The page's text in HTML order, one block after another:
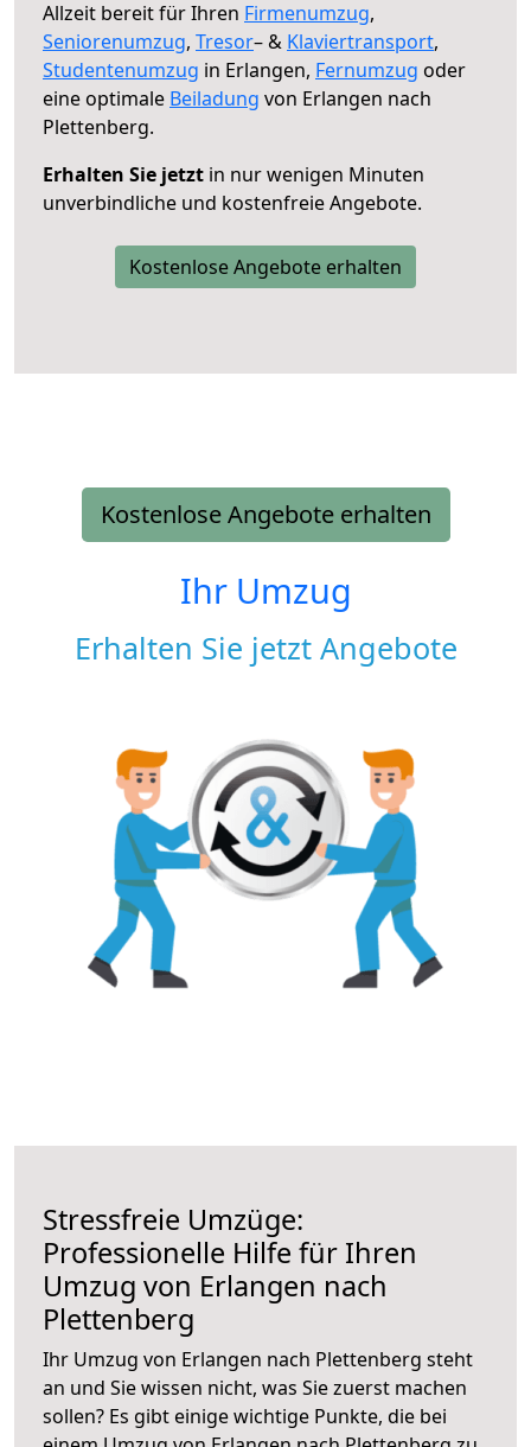
Allzeit bereit für Ihren Firmenumzug,
Seniorenumzug, Tresor– & Klaviertransport,
Studentenumzug in Erlangen, Fernumzug oder
eine optimale Beiladung von Erlangen nach
Plettenberg.
Erhalten Sie jetzt in nur wenigen Minuten
unverbindliche und kostenfreie Angebote.
Kostenlose Angebote erhalten
Kostenlose Angebote erhalten
Ihr Umzug
Erhalten Sie jetzt Angebote
Stressfreie Umzüge:
Professionelle Hilfe für Ihren
Umzug von Erlangen nach
Plettenberg
Ihr Umzug von Erlangen nach Plettenberg steht
an und Sie wissen nicht, was Sie zuerst machen
sollen? Es gibt einige wichtige Punkte, die bei